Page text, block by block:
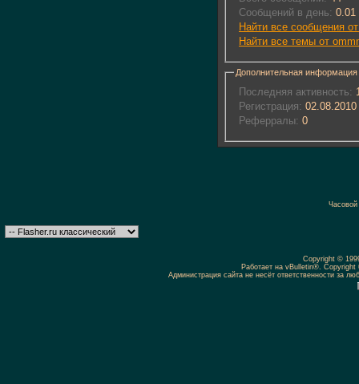
Сообщений в день: 0.01
Найти все сообщения
Найти все темы от
Дополнительная информация
Последняя активность:
Регистрация: 02.08.2010
Реферралы: 0
Copyright ©
Работает на vBulletin®.
Администрация сайта не несёт ответственности за